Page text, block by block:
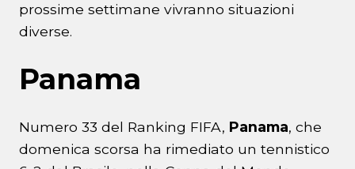
prossime settimane vivranno situazioni
diverse.
Panama
Numero 33 del Ranking FIFA, Panama, che
domenica scorsa ha rimediato un tennistico